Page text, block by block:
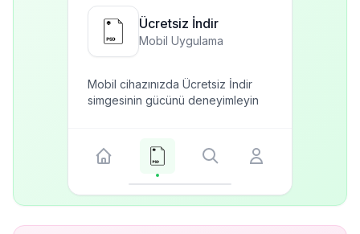
Ücretsiz İndir
Mobil Uygulama
Mobil cihazınızda Ücretsiz İndir
simgesinin gücünü deneyimleyin